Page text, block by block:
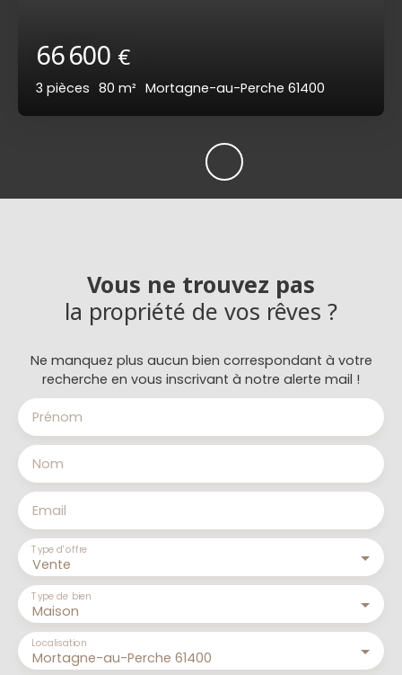
66 600 €
3 pièces 80 m² Mortagne-au-Perche 61400
Vous ne trouvez pas
la propriété de vos rêves ?
Ne manquez plus aucun bien correspondant à votre
recherche en vous inscrivant à notre alerte mail !
Prénom
Nom
Email
Vente
Type d'offre
Maison
Type de bien
Mortagne-au-Perche 61400
Localisation